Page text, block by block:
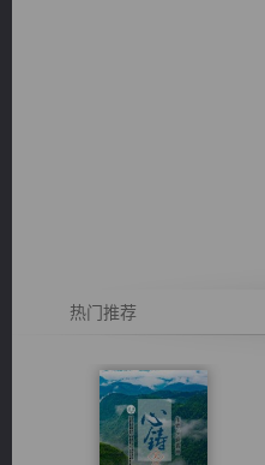
热门推荐